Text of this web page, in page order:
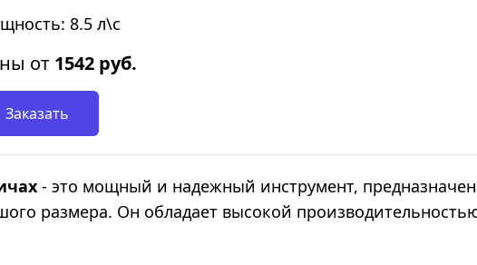
8.5 л\с
от 1542 руб.
Заказать
- это мощный и надежный инструмент,
размера. Он обладает высокой